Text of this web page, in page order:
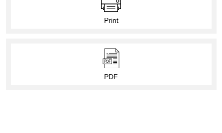
Print
PDF